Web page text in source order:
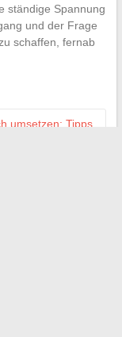
ständige Spannung
und der Frage
schaffen, fernab
umsetzen: Tipps